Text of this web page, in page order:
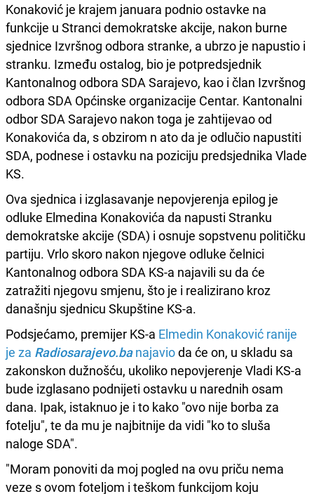
Konaković je krajem januara podnio ostavke na
funkcije u Stranci demokratske akcije, nakon burne
sjednice Izvršnog odbora stranke, a ubrzo je napustio i
stranku. Između ostalog, bio je potpredsjednik
Kantonalnog odbora SDA Sarajevo, kao i član Izvršnog
odbora SDA Općinske organizacije Centar. Kantonalni
odbor SDA Sarajevo nakon toga je zahtijevao od
Konakovića da, s obzirom n ato da je odlučio napustiti
SDA, podnese i ostavku na poziciju predsjednika Vlade
KS.
Ova sjednica i izglasavanje nepovjerenja epilog je
odluke Elmedina Konakovića da napusti Stranku
demokratske akcije (SDA) i osnuje sopstvenu političku
partiju. Vrlo skoro nakon njegove odluke čelnici
Kantonalnog odbora SDA KS-a najavili su da će
zatražiti njegovu smjenu, što je i realizirano kroz
današnju sjednicu Skupštine KS-a.
Podsjećamo, premijer KS-a Elmedin Konaković ranije
je za Radiosarajevo.banajavioda će on, u skladu sa
zakonskon dužnošću, ukoliko nepovjerenje Vladi KS-a
bude izglasano podnijeti ostavku u narednih osam
dana. Ipak, istaknuo je i to kako "ovo nije borba za
fotelju", te da mu je najbitnije da vidi "ko to sluša
naloge SDA".
"Moram ponoviti da moj pogled na ovu priču nema
veze s ovom foteljom i teškom funkcijom koju